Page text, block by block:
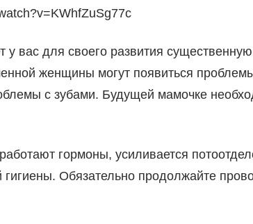
у вас для своего развития
женщины могут появиться
с зубами. Будущей мамочке
гормоны, усиливается
Обязательно продолжайте